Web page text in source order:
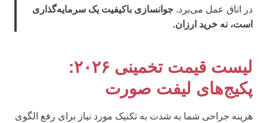
در اتاق عمل می‌برد. جوانسازی باکیفیت یک سرمایه‌گذاری
است، نه خرید ارزان.
لیست قیمت تخمینی ۲۰۲۶:
پکیج‌های لیفت صورت
هزینه جراحی شما به شدت به تکنیک مورد نیاز برای رفع الگوی